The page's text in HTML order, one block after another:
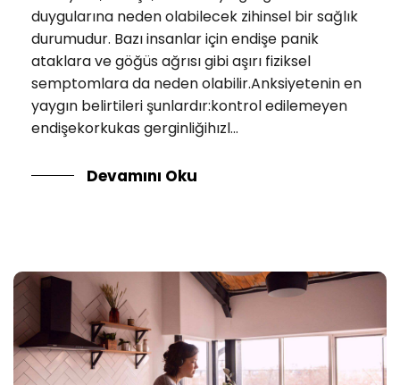
duygularına neden olabilecek zihinsel bir sağlık
durumudur. Bazı insanlar için endişe panik
ataklara ve göğüs ağrısı gibi aşırı fiziksel
semptomlara da neden olabilir.Anksiyetenin en
yaygın belirtileri şunlardır:kontrol edilemeyen
endişekorkukas gerginliğihızl...
Devamını Oku